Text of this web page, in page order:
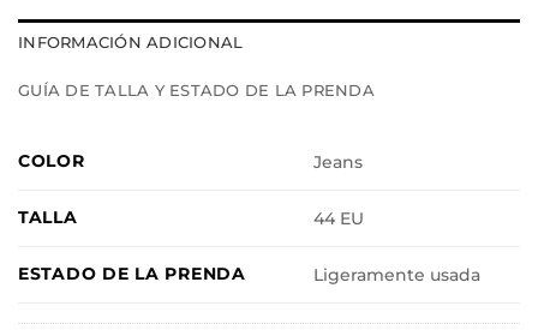
INFORMACIÓN ADICIONAL
GUÍA DE TALLA Y ESTADO DE LA PRENDA
COLOR Jeans
TALLA 44 EU
ESTADO DE LA PRENDA Ligeramente usada